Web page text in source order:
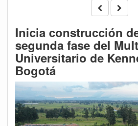
Inicia construcción
segunda fase del
Universitario de
Bogotá